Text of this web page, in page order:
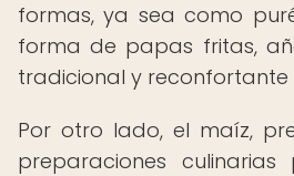
formas, ya sea como
forma de papas fritas,
tradicional y
Por otro lado, el maíz,
preparaciones culinarias